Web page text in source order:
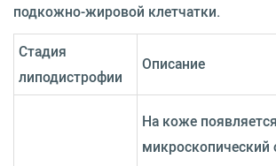
подкожно-жировой клетчатки.
Стадия
липодистрофии
Описание
На коже появляется
микроскопический